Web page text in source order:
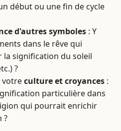
début ou une fin de cycle
d'autres symboles : Y
dans le rêve qui
signification du soleil
?
votreculture et croyances :
particulière dans
qui pourrait enrichir
?